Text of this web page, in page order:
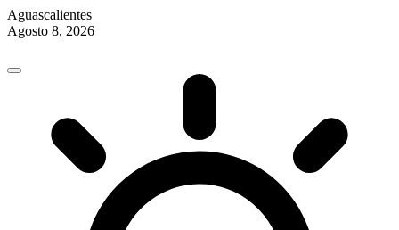
Aguascalientes
Agosto 8, 2026
content